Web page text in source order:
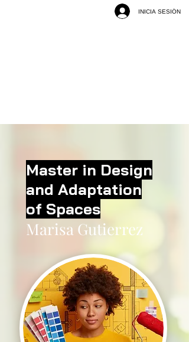
INICIA SESIÓN
Master in Design
and Adaptation
of Spaces
Marisa Gutierrez